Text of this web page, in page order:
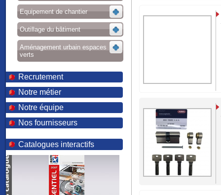
Equipement de chantier
Outillage du bâtiment
Aménagement urbain espaces
verts
Recrutement
Notre métier
Notre équipe
Nos fournisseurs
Catalogues interactifs